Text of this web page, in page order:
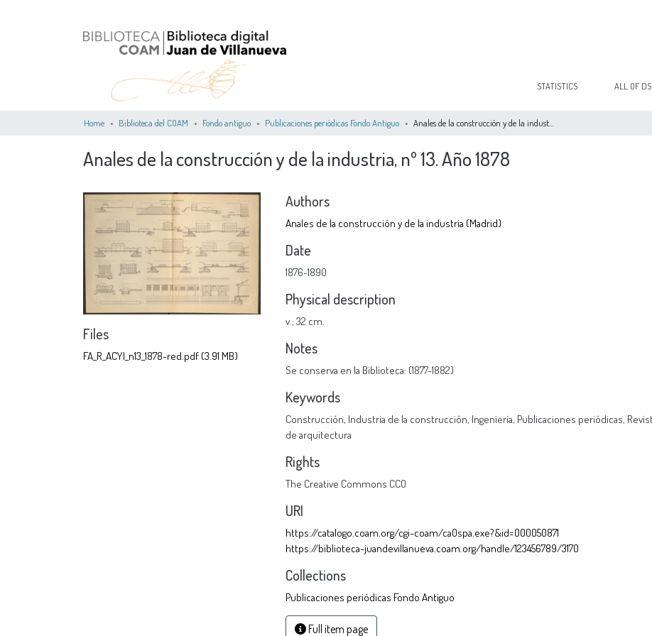
ALL OF
STATISTICS
Home Biblioteca del COAM Fondo antiguo Publicaciones periódicas Fondo Antiguo
Anales de la construcción y de la industria, nº 13. Año 1878
Files
FA_R_ACYl_n13_1878-red.pdf (3.91 MB)
Authors
Anales de la construcción y de la industria (Madrid)
Date
1876-1890
Physical description
v.; 32 cm.
Notes
Se conserva en la Biblioteca: (1877-1882)
Keywords
Construcción, Industria de la construcción, Ingeniería, Publicaciones periódicas,
de arquitectura
Rights
The Creative Commons CCO
URI
https://catalogo.coam.org/cgi-coam/ca0spa.exe?&id=000050871
https://biblioteca-juandevillanueva.coam.org/handle/123456789/3170
Collections
Publicaciones periódicas Fondo Antiguo
Full item page